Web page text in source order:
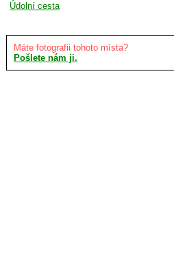
Údolní cesta
Máte fotografii tohoto místa?
Pošlete nám ji.